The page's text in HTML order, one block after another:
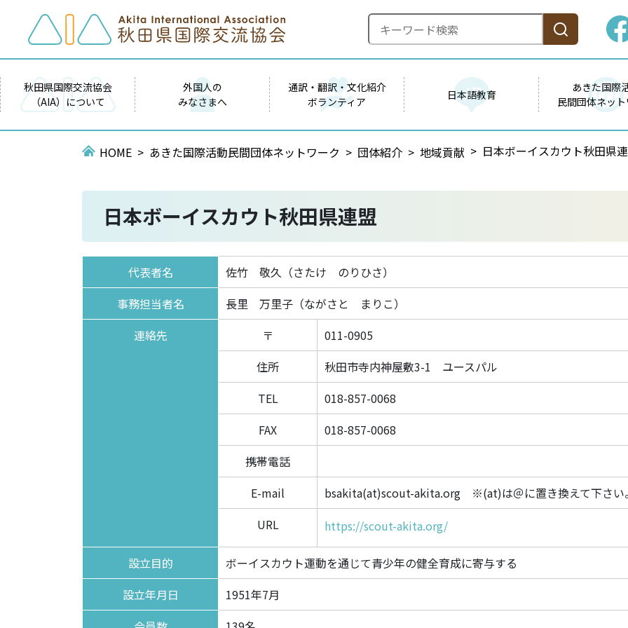
秋田県国際交流協会
（AIA）について
外国人の
みなさまへ
通訳・翻訳・文化紹介
ボランティア
日本語教育
あきた国際
民間団体ネッ
HOME あきた国際活動民間団体ネットワーク 団体紹介 地域貢献 日本ボーイスカウト秋田県
日本ボーイスカウト秋田県連盟
代表者名
佐竹 敬久（さたけ のりひさ）
事務担当者名
長里 万里子（ながさと まりこ）
連絡先
〒
011-0905
住所
秋田市寺内神屋敷3-1 ユースパル
TEL
018-857-0068
FAX
018-857-0068
携帯電話
E-mail
bsakita(at)scout-akita.org ※(at)は＠に置き換えて下さい
URL
https://scout-akita.org/
設立目的
ボーイスカウト運動を通じて青少年の健全育成に寄与する
設立年月日
1951年7月